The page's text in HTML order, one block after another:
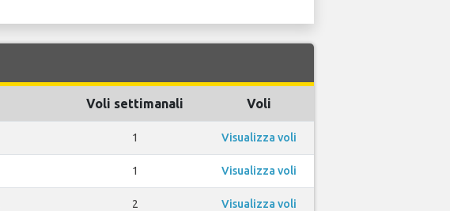
Voli settimanali Voli
1 Visualizza voli
1 Visualizza voli
2 Visualizza voli